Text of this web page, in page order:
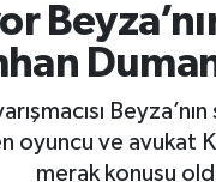
oyuncu ve avukat
merak konusu